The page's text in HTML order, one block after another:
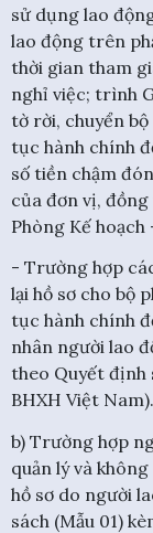
sử dụng lao
lao động trên
thời gian tham
nghỉ việc; trình
tờ rời, chuyển
tục hành chính
số tiền chậm
của đơn vị,
Phòng Kế
- Trường hợp
lại hồ sơ cho bộ
tục hành chính
nhân người lao
theo Quyết
BHXH Việt Nam).
b) Trường hợp
quản lý và
hồ sơ do người
sách (Mẫu 01)